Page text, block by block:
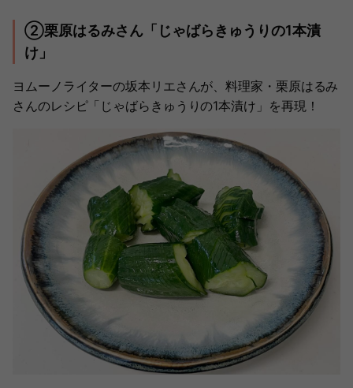
②栗原はるみさん「じゃばらきゅうりの1本漬
け」
ヨムーノライターの坂本リエさんが、料理家・栗原はるみ
さんのレシピ「じゃばらきゅうりの1本漬け」を再現！